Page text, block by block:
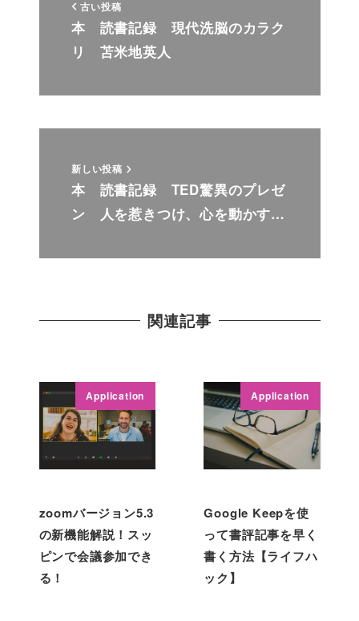
古い投稿
本 読書記録 現代洗脳のカラク
リ 苫米地英人
新しい投稿
本 読書記録 TED驚異のプレゼ
ン 人を惹きつけ、心を動かす…
関連記事
Application
zoomバージョン5.3
の新機能解説！スッ
ピンで会議参加でき
る！
Application
Google Keepを使
って書評記事を早く
書く方法【ライフハ
ック】